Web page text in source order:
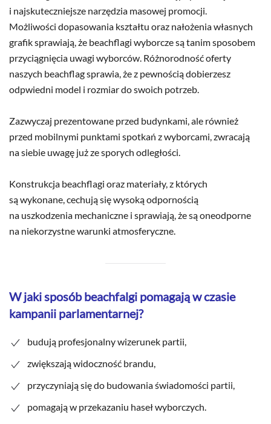
i najskuteczniejsze narzędzia masowej promocji.
Możliwości dopasowania kształtu oraz nałożenia własnych
grafik sprawiają, że beachflagi wyborcze są tanim sposobem
przyciągnięcia uwagi wyborców. Różnorodność oferty
naszych beachflag sprawia, że z pewnością dobierzesz
odpwiedni model i rozmiar do swoich potrzeb.
Zazwyczaj prezentowane przed budynkami, ale również
przed mobilnymi punktami spotkań z wyborcami, zwracają
na siebie uwagę już ze sporych odległości.
Konstrukcja beachflagi oraz materiały, z których
są wykonane, cechują się wysoką odpornością
na uszkodzenia mechaniczne i sprawiają, że są oneodporne
na niekorzystne warunki atmosferyczne.
W jaki sposób beachfalgi pomagają w czasie
kampanii parlamentarnej?
budują profesjonalny wizerunek partii,
zwiększają widoczność brandu,
przyczyniają się do budowania świadomości partii,
pomagają w przekazaniu haseł wyborczych.